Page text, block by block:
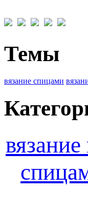
Темы
вязание спицами